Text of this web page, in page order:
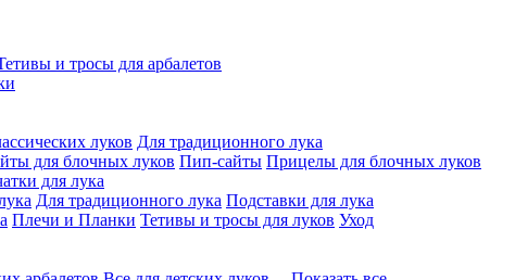
и тросы для арбалетов
луков Для традиционного лука
для блочных луков Пип-сайты Прицелы для блочных луков
для лука
Для традиционного лука Подставки для лука
Плечи и Планки Тетивы и тросы для луков Уход